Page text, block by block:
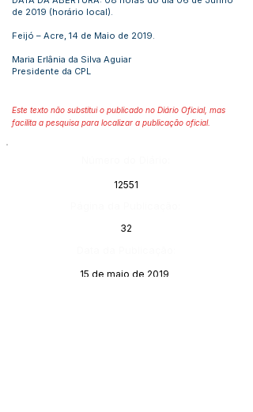
de 2019 (horário local).
Feijó – Acre, 14 de Maio de 2019.
Maria Erlânia da Silva Aguiar
Presidente da CPL
Este texto não substitui o publicado no Diário Oficial, mas
facilita a pesquisa para localizar a publicação oficial.
12551
32
15 de maio de 2019